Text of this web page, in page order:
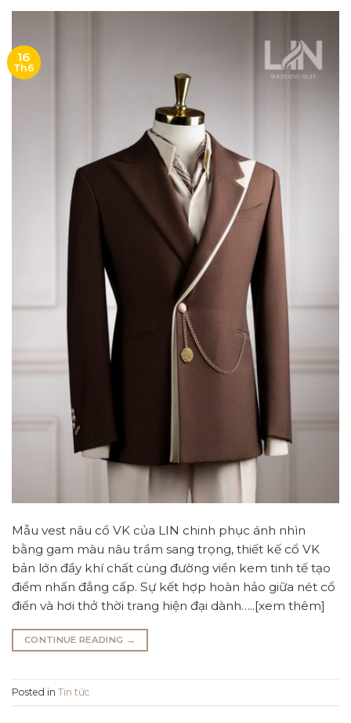
16
Th6
Mẫu vest nâu cổ VK của LIN chinh phục ánh nhìn
bằng gam màu nâu trầm sang trọng, thiết kế cổ VK
bản lớn đầy khí chất cùng đường viền kem tinh tế tạo
điểm nhấn đẳng cấp. Sự kết hợp hoàn hảo giữa nét cổ
điển và hơi thở thời trang hiện đại dành…..[xem thêm]
CONTINUE READING →
Posted in Tin tức